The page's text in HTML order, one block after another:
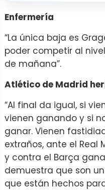
Enfermería
“La única baja es
poder competir al
de mañana”.
Atlético de Madrid
“Al final da igual, si
vienen ganando y si
ganar. Vienen
extraños, ante el Real
y contra el Barça
demuestra que son
que están hechos